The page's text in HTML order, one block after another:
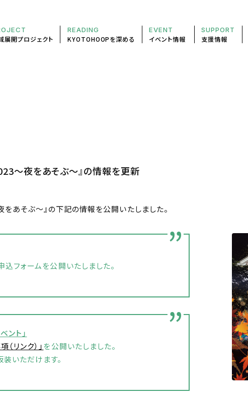
展開プロジェクト
READING
KYOTOHOOPを深める
EVENT
イベント情報
SUPPORT
支援情報
～夜をあそぶ～』の情報を更新
あそぶ～』の下記の情報を公開いたしました。
フォームを公開いたしました。
ント」
リンク）」を公開いたしました。
いただけます。